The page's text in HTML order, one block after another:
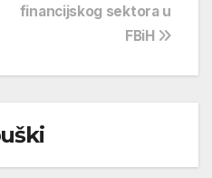
financijskog sektora u
FBiH